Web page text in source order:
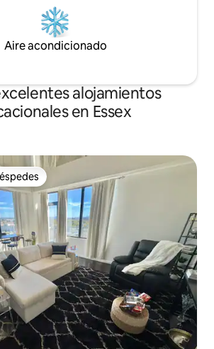
Aire acondicionado
alojamientos
en Essex